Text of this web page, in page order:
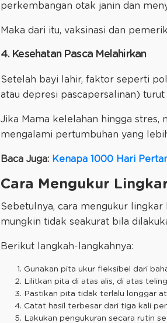
perkembangan otak janin dan
Maka dari itu, vaksinasi dan
4. Kesehatan Pasca Melahirkan
Setelah bayi lahir, faktor seperti
atau depresi pascapersalinan)
Jika Mama kelelahan hingga stres,
mengalami pertumbuhan yang
Baca Juga: Kenapa 1000 Hari
Cara Mengukur
Sebetulnya, cara mengukur
mungkin tidak seakurat bila
Berikut langkah-langkahnya:
Gunakan pita ukur fleksibel dari
Lilitkan pita di atas alis, di atas
Pastikan pita tidak terlalu longgar
Catat hasil terbesar dari tiga kali
Lakukan pengukuran secara rutin